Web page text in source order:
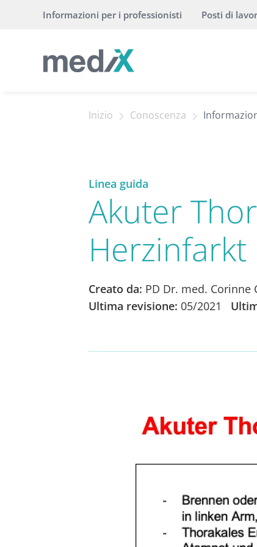
Informazioni per i professionisti Posti di
Inizio Conoscenza
Linea guida
Akuter
Herzinfarkt
Creato da: PD Dr. med. Corinne
Ultima revisione: 05/2021